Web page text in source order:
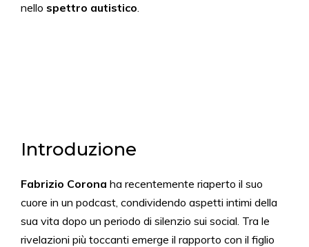
nello spettro autistico.
Introduzione
Fabrizio Corona ha recentemente riaperto il suo
cuore in un podcast, condividendo aspetti intimi della
sua vita dopo un periodo di silenzio sui social. Tra le
rivelazioni più toccanti emerge il rapporto con il figlio